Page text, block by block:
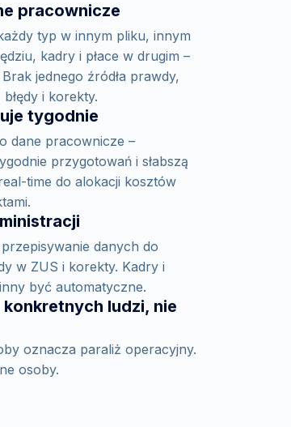
pracownicze
typ w innym pliku, innym
kadry i płace w drugim –
jednego źródła prawdy,
i korekty.
tygodnie
dane pracownicze –
przygotowań i słabszą
time do alokacji kosztów
danych do
w ZUS i korekty. Kadry i
być automatyczne.
konkretnych ludzi, nie
oznacza paraliż operacyjny.
osoby.